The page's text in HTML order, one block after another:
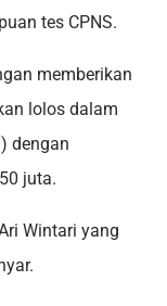
tes CPNS.
memberikan
lolos dalam
dengan
juta.
Wintari yang